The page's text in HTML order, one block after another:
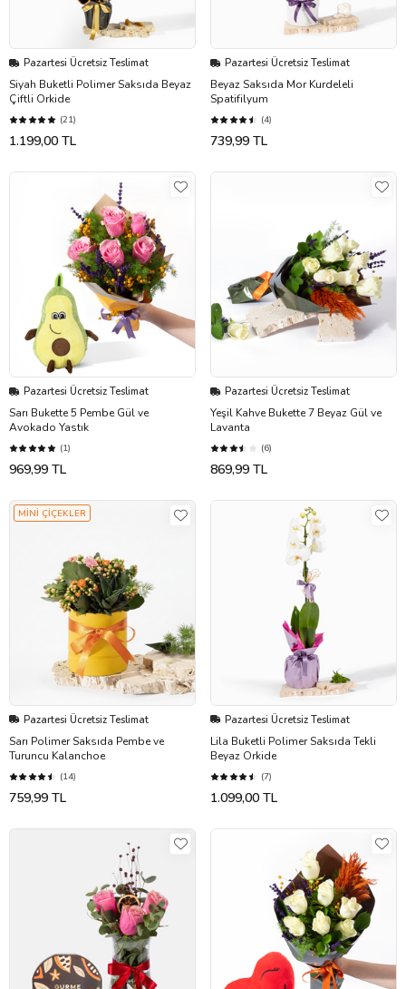
Pazartesi Ücretsiz Teslimat
Siyah Buketli Polimer Saksıda Beyaz
Çiftli Orkide
(21)
1.199,00 TL
Pazartesi Ücretsiz Teslimat
Beyaz Saksıda Mor Kurdeleli
Spatifilyum
(4)
739,99 TL
Pazartesi Ücretsiz Teslimat
Sarı Bukette 5 Pembe Gül ve
Avokado Yastık
(1)
969,99 TL
Pazartesi Ücretsiz Teslimat
Yeşil Kahve Bukette 7 Beyaz Gül ve
Lavanta
(6)
869,99 TL
MİNİ ÇİÇEKLER
Pazartesi Ücretsiz Teslimat
Sarı Polimer Saksıda Pembe ve
Turuncu Kalanchoe
(14)
759,99 TL
Pazartesi Ücretsiz Teslimat
Lila Buketli Polimer Saksıda Tekli
Beyaz Orkide
(7)
1.099,00 TL